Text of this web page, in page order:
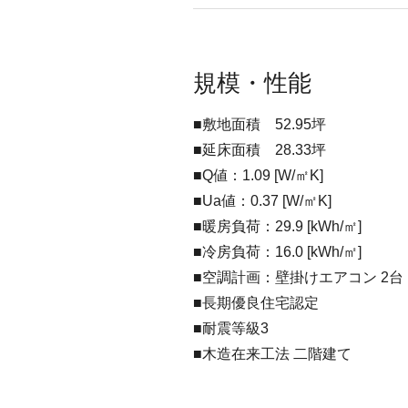
規模・性能
■敷地面積 52.95坪
■延床面積 28.33坪
■Q値：1.09 [W/㎡K]
■Ua値：0.37 [W/㎡K]
■暖房負荷：29.9 [kWh/㎡]
■冷房負荷：16.0 [kWh/㎡]
■空調計画：壁掛けエアコン 2
■長期優良住宅認定
■耐震等級3
■木造在来工法 二階建て